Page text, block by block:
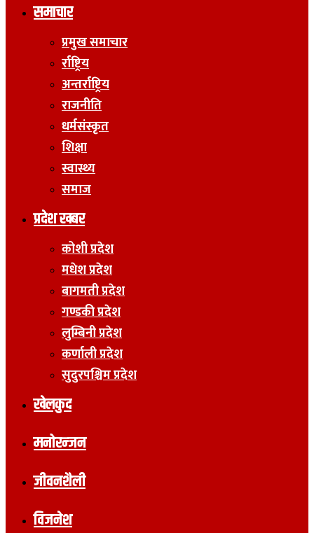
समाचार
प्रमुख समाचार
र्राष्ट्रिय
अन्तर्राष्ट्रिय
राजनीति
धर्मसंस्कृत
शिक्षा
स्वास्थ्य
समाज
प्रदेश खबर
कोशी प्रदेश
मधेश प्रदेश
बागमती प्रदेश
गण्डकी प्रदेश
लुम्बिनी प्रदेश
कर्णाली प्रदेश
सुदुरपश्चिम प्रदेश
खेलकुद
मनोरन्जन
जीवनशैली
विजनेश